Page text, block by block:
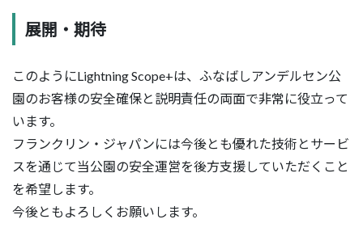
展開・期待
このようにLightning Scope+は、ふなばしアンデルセン公
園のお客様の安全確保と説明責任の両面で非常に役立って
います。
フランクリン・ジャパンには今後とも優れた技術とサービ
スを通じて当公園の安全運営を後方支援していただくこと
を希望します。
今後ともよろしくお願いします。